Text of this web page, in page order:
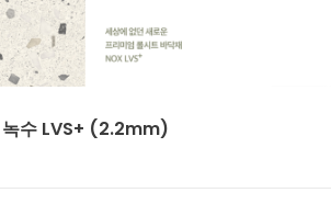
녹수 LVS+ (2.2mm)